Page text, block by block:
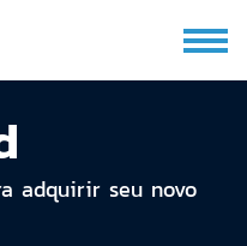
adquirir seu novo